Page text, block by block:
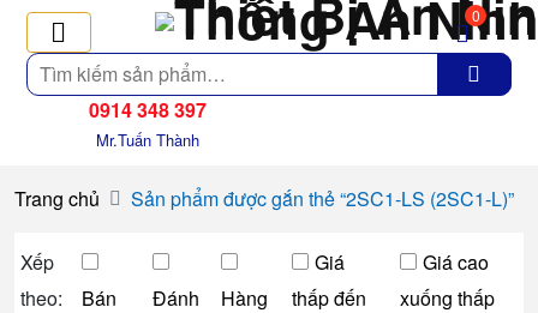
Tìm
kiếm
0
0914 348 397
Mr.Tuấn Thành
Trang chủ Sản phẩm được gắn thẻ “2SC1-LS (2SC1-L)”
Xếp
theo:
Bán
Đánh
Hàng
Giá
thấp đến
Giá cao
xuống thấp